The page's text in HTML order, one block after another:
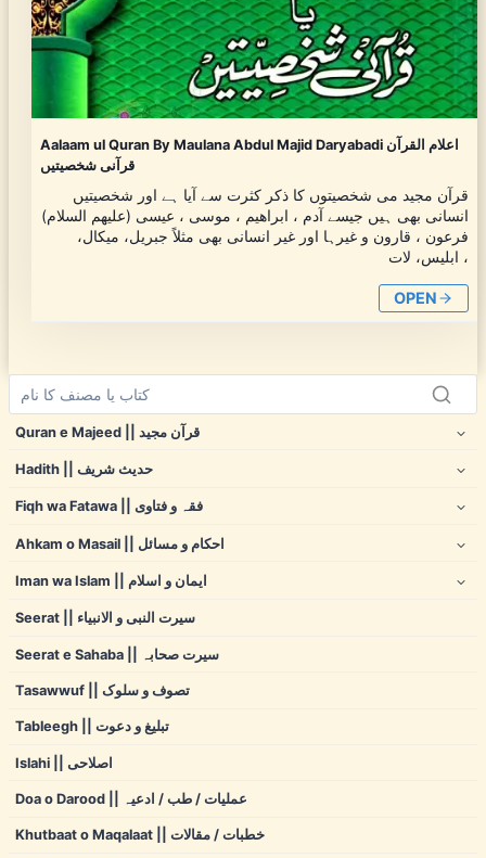
Aalaam ul Quran By Maulana Abdul Majid Daryabadi اعلام القرآن
قرآنی شخصیتیں
قرآن مجید می شخصیتوں کا ذکر کثرت سے آیا ہے اور شخصیتیں
انسانی بھی ہیں جیسے آدم ، ابراهیم ، موسی ، عیسی (علیهم السلام)
فرعون ، قارون و غیرہا اور غیر انسانی بھی مثلاً جبریل، میکال،
ابلیس، لات ،
OPEN
Quran e Majeed || قرآن مجید
Hadith || حدیث شریف
Fiqh wa Fatawa || فقہ و فتاوی
Ahkam o Masail || احکام و مسائل
Iman wa Islam || ایمان و اسلام
Seerat || سیرت النبی و الانبیاء
Seerat e Sahaba || سیرت صحابہ
Tasawwuf || تصوف و سلوک
Tableegh || تبلیغ و دعوت
Islahi || اصلاحی
Doa o Darood || عملیات / طب / ادعیہ
Khutbaat o Maqalaat || خطبات / مقالات